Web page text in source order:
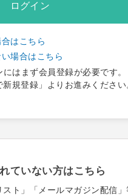
ログイン
はこちら
場合はこちら
はまず会員登録が必要です。
規登録」よりお進みください
ていない方はこちら
スト」「メールマガジン配信